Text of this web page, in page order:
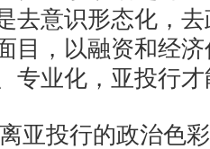
去意识形态化，
目，以融资和经
专业化，亚投行
亚投行的政治色